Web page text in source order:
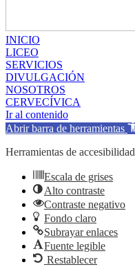
INICIO
LICEO
SERVICIOS
DIVULGACIÓN
NOSOTROS
CERVECÍVICA
Ir al contenido
Abrir barra de herramientas
Herramientas de accesibilidad
Escala de grises
Alto contraste
Contraste negativo
Fondo claro
Subrayar enlaces
Fuente legible
Restablecer